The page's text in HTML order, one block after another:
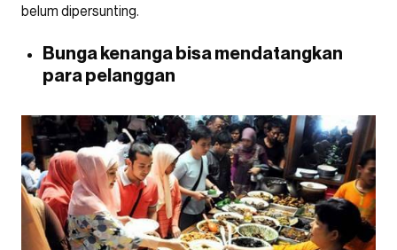
belum dipersunting.
Bunga kenanga bisa mendatangkan
para pelanggan